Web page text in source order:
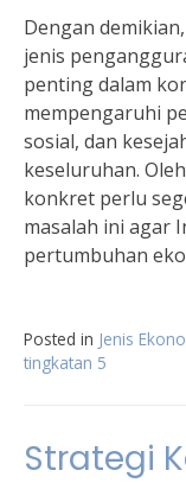
Dengan
jenis
penting dalam
mempengaruhi
sosial, dan
keseluruhan.
konkret perlu
masalah ini agar
pertumbuhan
Posted in Jenis
tingkatan 5
Strategi